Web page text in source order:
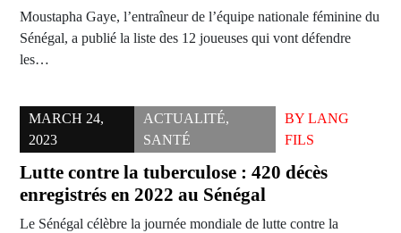
Moustapha Gaye, l’entraîneur de l’équipe nationale féminine du
Sénégal, a publié la liste des 12 joueuses qui vont défendre
les…
MARCH 24,
2023
ACTUALITÉ,
SANTÉ
BY LANG
FILS
Lutte contre la tuberculose : 420 décès
enregistrés en 2022 au Sénégal
Le Sénégal célèbre la journée mondiale de lutte contre la